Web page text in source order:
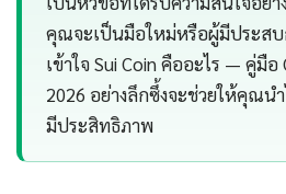
คุณจะเป็นมือใหม่หรือผู้มีประส
เข้าใจ Sui Coin คืออะไร — คู่มื
2026 อย่างลึกซึ้งจะช่วยให้คุณน
มีประสิทธิภาพ